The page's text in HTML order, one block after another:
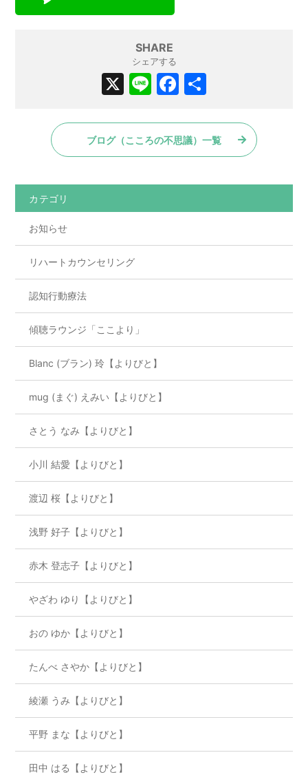
SHARE
シェアする
X Li
e
F
c
e
o
o
k
ブログ（こころの不思議）一覧
カテゴリ
お知らせ
リハートカウンセリング
認知行動療法
傾聴ラウンジ「ここより」
Blanc (ブラン) 玲【よりびと】
mug (まぐ) えみい【よりびと】
さとう なみ【よりびと】
小川 結愛【よりびと】
渡辺 桜【よりびと】
浅野 好子【よりびと】
赤木 登志子【よりびと】
やざわ ゆり【よりびと】
おの ゆか【よりびと】
たんべ さやか【よりびと】
綾瀬 うみ【よりびと】
平野 まな【よりびと】
田中 はる【よりびと】